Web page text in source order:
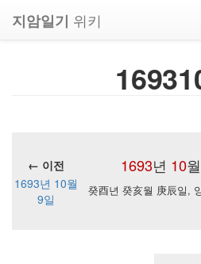
지암일기 위키
1693년 10월
← 이전
1693년 10월
9일
癸酉년 癸亥월 庚辰일,